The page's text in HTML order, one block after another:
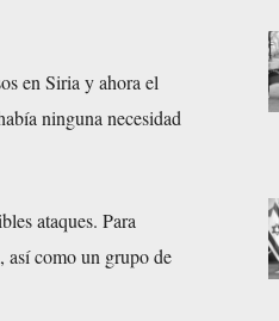
en Siria y ahora el
ninguna necesidad
ataques. Para
así como un grupo de